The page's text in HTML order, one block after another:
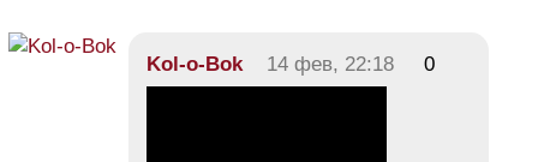
Kol-o-Bok 14 фев, 22:18 0